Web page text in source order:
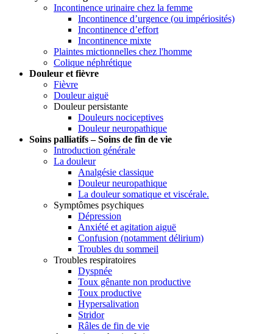
Incontinence urinaire chez la femme
Incontinence d’urgence (ou impériosités)
Incontinence d’effort
Incontinence mixte
Plaintes mictionnelles chez l'homme
Colique néphrétique
Douleur et fièvre
Fièvre
Douleur aiguë
Douleur persistante
Douleurs nociceptives
Douleur neuropathique
Soins palliatifs – Soins de fin de vie
Introduction générale
La douleur
Analgésie classique
Douleur neuropathique
La douleur somatique et viscérale.
Symptômes psychiques
Dépression
Anxiété et agitation aiguë
Confusion (notamment délirium)
Troubles du sommeil
Troubles respiratoires
Dyspnée
Toux gênante non productive
Toux productive
Hypersalivation
Stridor
Râles de fin de vie